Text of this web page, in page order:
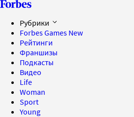
Рубрики
Forbes Games New
Рейтинги
Франшизы
Подкасты
Видео
Life
Woman
Sport
Young